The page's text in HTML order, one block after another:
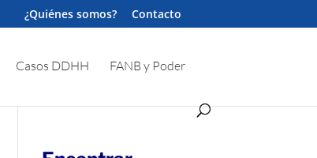
¿Quiénes somos? Contacto
Casos DDHH FANB y Poder